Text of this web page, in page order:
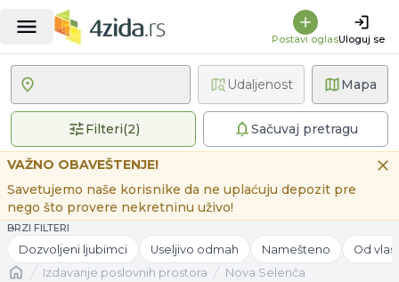
Postavi oglasUloguj se
Mapa
Filteri(2)2 primenjena filteraSačuvaj pretragu
Udaljenost
VAŽNO OBAVEŠTENJE!
Savetujemo naše korisnike da ne uplaćuju depozit pre
nego što provere nekretninu uživo!
BRZI FILTERI
Dozvoljeni ljubimci Useljivo odmah Namešteno Od
Naslovnaizdavanje poslovnih prostora Nova Selenča